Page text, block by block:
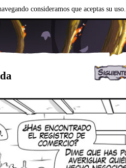
consideramos que aceptas su uso.